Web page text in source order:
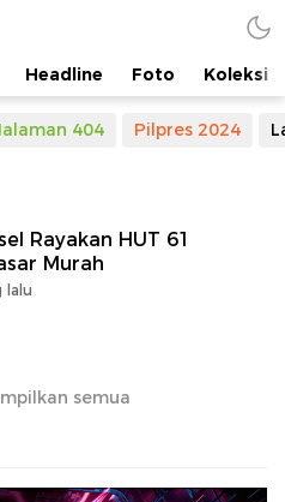
Headline Foto Koleksi
404 Pilpres 2024
Rayakan HUT 61
Murah
lalu
semua